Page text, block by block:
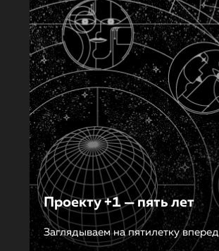
Проекту +1 — пять лет
Заглядываем на пятилетку вперед